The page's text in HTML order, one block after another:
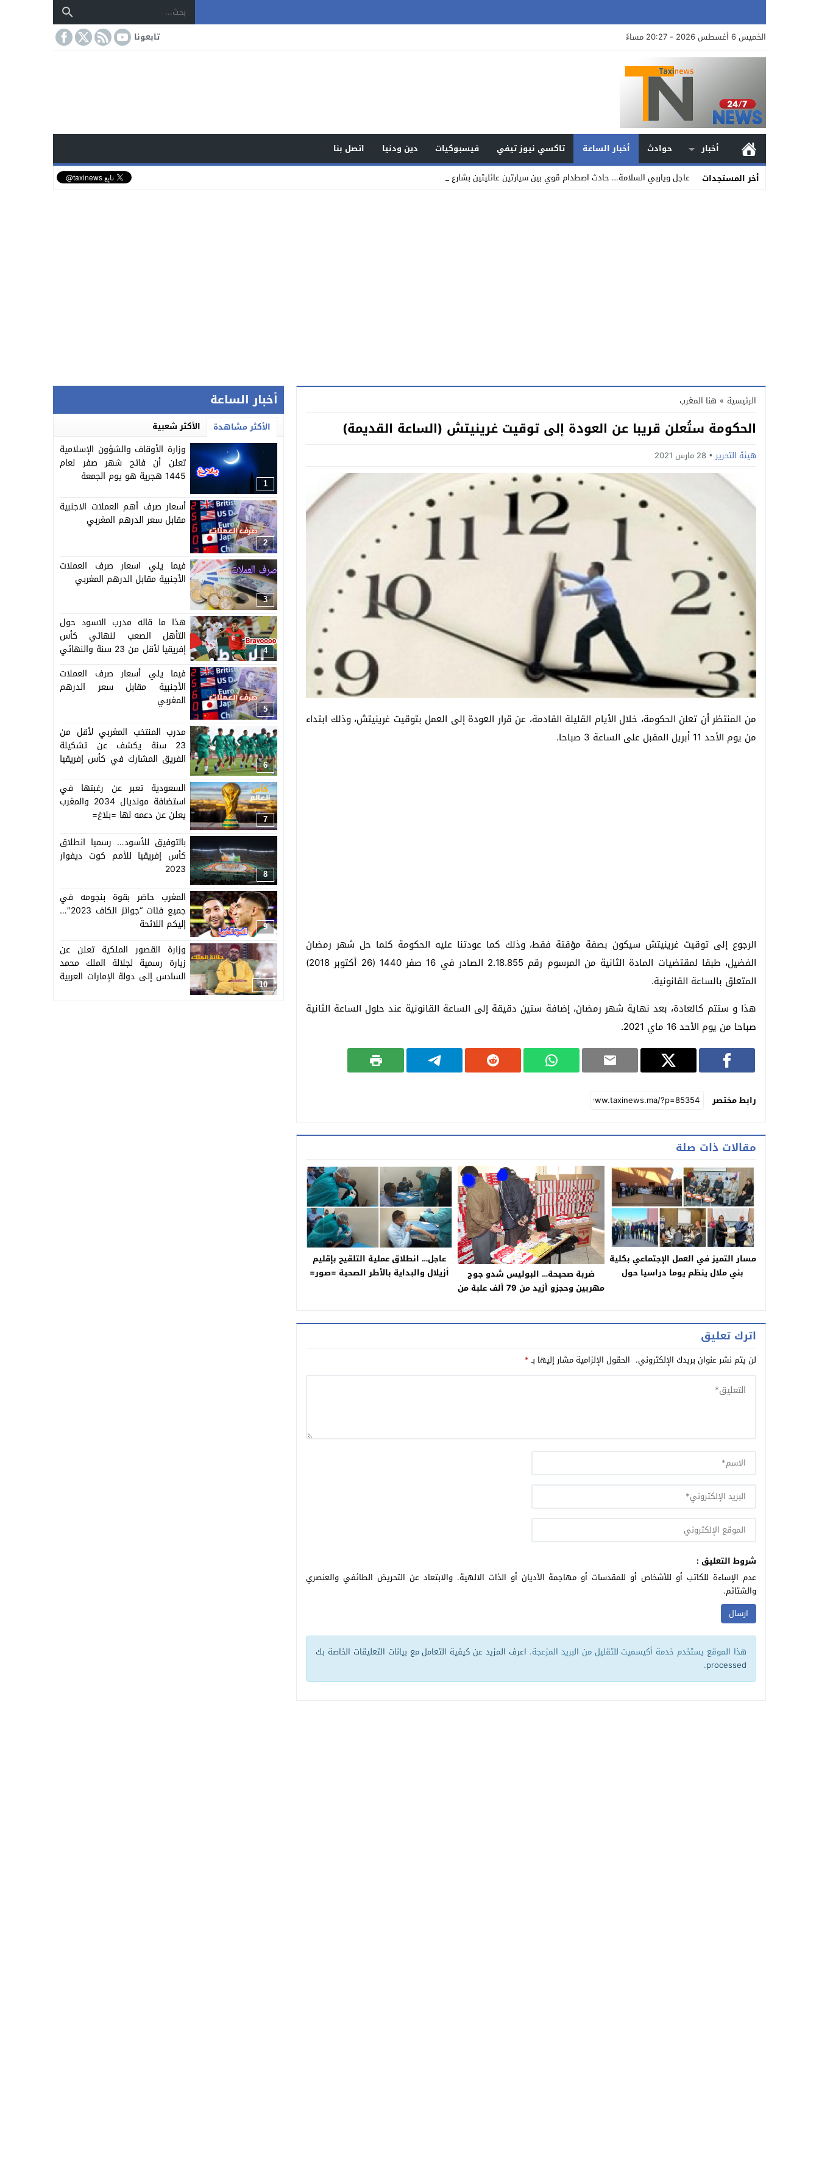
الخميس 6 أغسطس 2026 - 20:27 مساءً تابعونا
أخبار حوادث أخبار الساعة تاكسي نيوز تيفي فيسبوكيات دين ودنيا
اتصل بنا
أخر المستجدات
عاجل وياربي السلامة… حادث اصطدام قوي بين سيارتين عائليتين بشارع محمد السادس _
الرئيسية » هنا المغرب
الحكومة ستُعلن قريبا عن العودة إلى توقيت غرينيتش (الساعة القديمة)
هيئة التحرير 28 مارس 2021
من المنتظر أن تعلن الحكومة، خلال الأيام القليلة القادمة، عن قرار العودة إلى العمل بتوقيت غرينيتش، وذلك ابتداء
من يوم الأحد 11 أبريل المقبل على الساعة 3 صباحا.
الرجوع إلى توقيت غرينيتش سيكون بصفة مؤقتة فقط، وذلك كما عودتنا عليه الحكومة كلما حل شهر رمضان
الفضيل، طبقا لمقتضيات المادة الثانية من المرسوم رقم 2.18.855 الصادر في 16 صفر 1440 (26 أكتوبر 2018)
المتعلق بالساعة القانونية.
هذا و ستتم كالعادة، بعد نهاية شهر رمضان، إضافة ستين دقيقة إلى الساعة القانونية عند حلول الساعة الثانية
صباحا من يوم الأحد 16 ماي 2021.
رابط مختصر
مقالات ذات صلة
مسار التميز في العمل الإجتماعي بكلية
بني ملال ينظم يوما دراسيا حول
ضربة صحيحة… البوليس شدو جوج
مهربين وحجزو أزيد من 79 ألف علبة من
عاجل… انطلاق عملية التلقيح بإقليم
أزيلال والبداية بالأطر الصحية =صور=
اترك تعليق
لن يتم نشر عنوان بريدك الإلكتروني. الحقول الإلزامية مشار إليها بـ*
شروط التعليق :
عدم الإساءة للكاتب أو للأشخاص أو للمقدسات أو مهاجمة الأديان أو الذات الالهية. والابتعاد عن التحريض الطائفي والعنصري
والشتائم.
هذا الموقع يستخدم خدمة أكيسميت للتقليل من البريد المزعجة. اعرف المزيد عن كيفية التعامل مع بيانات التعليقات الخاصة بك
processed
.
أخبار الساعة
الأكثر مشاهدة الأكثر شعبية
1
وزارة الأوقاف والشؤون الإسلامية
تعلن أن فاتح شهر صفر لعام
1445 هجرية هو يوم الجمعة
2
أسعار صرف أهم العملات الاجنبية
مقابل سعر الدرهم المغربي
3
فيما يلي اسعار صرف العملات
الأجنبية مقابل الدرهم المغربي
4
هذا ما قاله مدرب الاسود حول
التأهل الصعب لنهائي كأس
إفريقيا لأقل من 23 سنة والنهائي
5
فيما يلي أسعار صرف العملات
الأجنبية مقابل سعر الدرهم
المغربي
6
مدرب المنتخب المغربي لأقل من
23 سنة يكشف عن تشكيلة
الفريق المشارك في كأس إفريقيا
7
السعودية تعبر عن رغبتها في
استضافة مونديال 2034 والمغرب
يعلن عن دعمه لها =بلاغ=
8
بالتوفيق للأسود… رسميا انطلاق
كأس إفريقيا للأمم كوت ديفوار
2023
9
المغرب حاضر بقوة بنجومه في
جميع فئات “جوائز الكاف 2023″…
إليكم اللائحة
10
وزارة القصور الملكية تعلن عن
زيارة رسمية لجلالة الملك محمد
السادس إلى دولة الإمارات العربية